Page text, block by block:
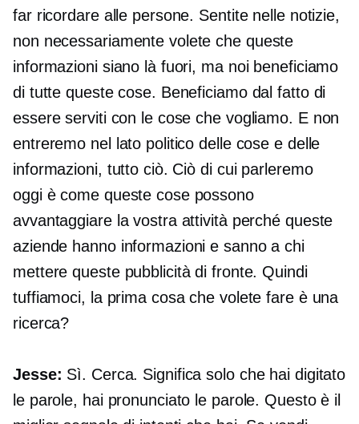
far ricordare alle persone. Sentite nelle notizie,
non necessariamente volete che queste
informazioni siano là fuori, ma noi beneficiamo
di tutte queste cose. Beneficiamo dal fatto di
essere serviti con le cose che vogliamo. E non
entreremo nel lato politico delle cose e delle
informazioni, tutto ciò. Ciò di cui parleremo
oggi è come queste cose possono
avvantaggiare la vostra attività perché queste
aziende hanno informazioni e sanno a chi
mettere queste pubblicità di fronte. Quindi
tuffiamoci, la prima cosa che volete fare è una
ricerca?
Jesse: Sì. Cerca. Significa solo che hai digitato
le parole, hai pronunciato le parole. Questo è il